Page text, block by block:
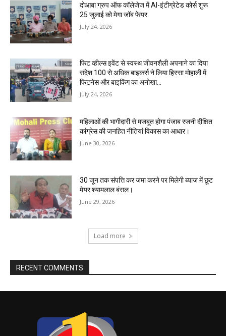
दोआबा ग्रुप ऑफ कॉलेजेज में AI-इंटीग्रेटेड कोर्स शुरू
25 जुलाई को मेगा जॉब फेयर
July 24, 2026
फिट व्हील्स इवेंट से स्वस्थ जीवनशैली अपनाने का दिया
संदेश 100 से अधिक बाइकर्स ने लिया हिस्सा मोहाली में
फिटनेस और बाइकिंग का अनोखा...
July 24, 2026
महिलाओं की भागीदारी से मजबूत होगा पंजाब रजनी दीक्षित
कांग्रेस की जनहित नीतियां विकास का आधार।
June 30, 2026
30 जून तक संपत्ति कर जमा करने पर मिलेगी ब्याज में छूट
मेयर श्यामलाल बंसल।
June 29, 2026
Load more
RECENT COMMENTS